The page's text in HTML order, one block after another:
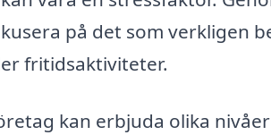
på det som verkligen
fritidsaktiviteter.
kan erbjuda olika